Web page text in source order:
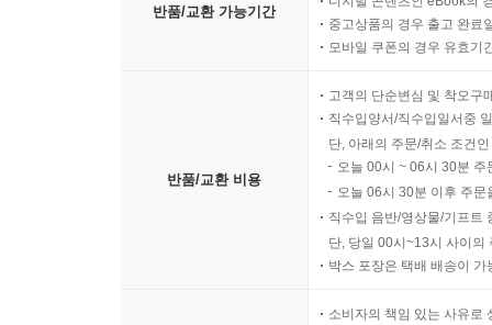
반품/교환 가능기간
중고상품의 경우 출고 완료
모바일 쿠폰의 경우 유효기
반품/교환 비용
고객의 단순변심 및 착오구
직수입양서/직수입일서중
단, 아래의 주문/취소 조건
오늘 00시 ~ 06시 30분
오늘 06시 30분 이후 주
직수입 음반/영상물/기프트
단, 당일 00시~13시 사이의
박스 포장은 택배 배송이
소비자의 책임 있는 사유로